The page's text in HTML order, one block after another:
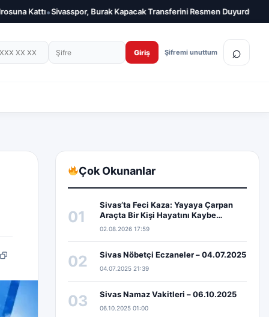
Burak Kapacak Transferini Resmen Duyurdu•Sivasspor,
numarası Şifre Giriş Şifremi unuttum ⌕
Bağlantıyı kopyala
Çok Okunanlar
01
Sivas’ta Feci Kaza: Yayaya Çarpan
Araçta Bir Kişi Hayatını Kaybe…
02.08.2026 17:59
02 Sivas Nöbetçi Eczaneler – 04.07.2025
04.07.2025 21:39
03 Sivas Namaz Vakitleri – 06.10.2025
06.10.2025 01:00